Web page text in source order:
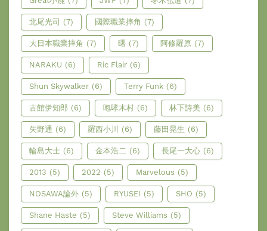
北尾光司 (7) 國際職業摔角 (7)
大日本職業摔角 (7) 曙 (7) 阿修羅原 (7)
NARAKU (6) Ric Flair (6)
Shun Skywalker (6) Terry Funk (6)
古館伊知郎 (6) 咆哮木村 (6) 林下詩美 (6)
矢野通 (6) 羅西小川 (6) 藤田晃生 (6)
輪島大士 (6) 金本浩二 (6) 長尾一大心 (6)
2013 (5) 2022 (5) Marvelous (5)
NOSAWA論外 (5) RYUSEI (5) SHO (5)
Shane Haste (5) Steve Williams (5)